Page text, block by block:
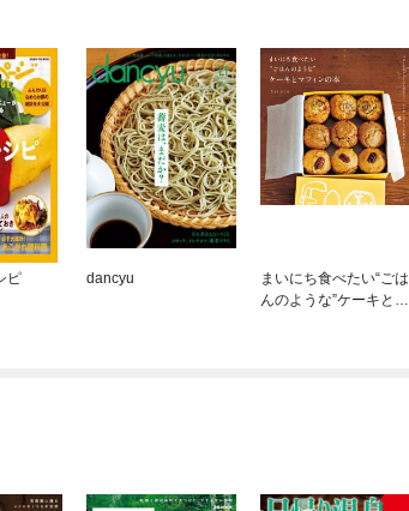
ピ dancyu
まいにち食べたい“ごは
んのような”ケーキとマ